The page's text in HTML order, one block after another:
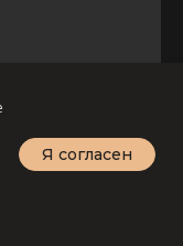
Я согласен